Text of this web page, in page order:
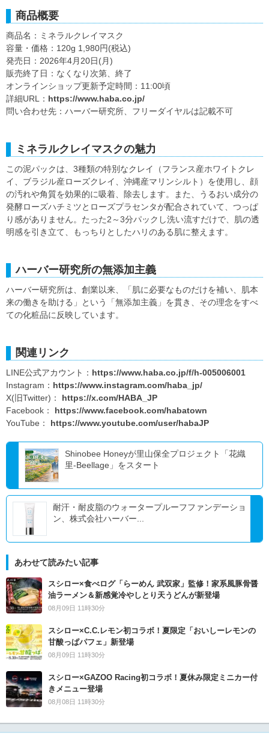
商品概要
商品名：ミネラルクレイマスク
容量・価格：120g 1,980円(税込)
発売日：2026年4月20日(月)
販売終了日：なくなり次第、終了
オンラインショップ更新予定時間：11:00頃
詳細URL： https://www.haba.co.jp/
問い合わせ先：ハーバー研究所、フリーダイヤルは記載不可
ミネラルクレイマスクの魅力
この泥パックは、3種類の特別なクレイ（フランス産ホワイトクレ
イ、ブラジル産ローズクレイ、沖縄産マリンシルト）を使用し、顔
の汚れや角質を効果的に吸着、除去します。また、うるおい成分の
発酵ローズハチミツとローズプラセンタが配合されていて、つっぱ
り感がありません。たった2～3分パックし洗い流すだけで、肌の透
明感を引き立て、もっちりとしたハリのある肌に整えます。
ハーバー研究所の無添加主義
ハーバー研究所は、創業以来、「肌に必要なものだけを補い、肌本
来の働きを助ける」という「無添加主義」を貫き、その理念をすべ
ての化粧品に反映しています。
関連リンク
LINE公式アカウント： https://www.haba.co.jp/f/h-005006001
Instagram： https://www.instagram.com/haba_jp/
X(旧Twitter)： https://x.com/HABA_JP
Facebook： https://www.facebook.com/habatown
YouTube： https://www.youtube.com/user/habaJP
Shinobee Honeyが里山保全プロジェクト「花織
里-Beellage」をスタート
耐汗・耐皮脂のウォータープルーフファンデーショ
ン、株式会社ハーバー...
あわせて読みたい記事
スシロー×食べログ「らーめん 武双家」監修！家系風豚骨醤
油ラーメン＆新感覚冷やしとり天うどんが新登場
08月09日 11時30分
スシロー×C.C.レモン初コラボ！夏限定「おいしーレモンの
甘酸っぱパフェ」新登場
08月09日 11時30分
スシロー×GAZOO Racing初コラボ！夏休み限定ミニカー付
きメニュー登場
08月08日 11時30分